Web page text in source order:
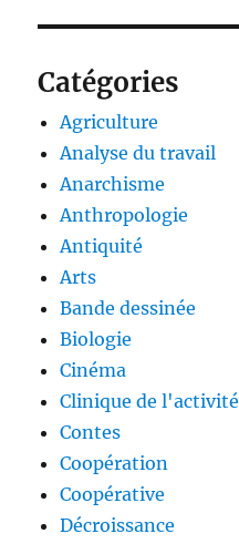
Catégories
Agriculture
Analyse du travail
Anarchisme
Anthropologie
Antiquité
Arts
Bande dessinée
Biologie
Cinéma
Clinique de l'activité
Contes
Coopération
Coopérative
Décroissance